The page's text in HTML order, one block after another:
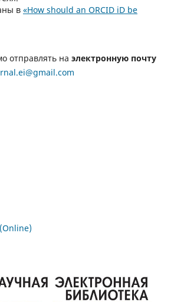
в «How should an ORCID iD be
отправлять на электронную почту
(Online)